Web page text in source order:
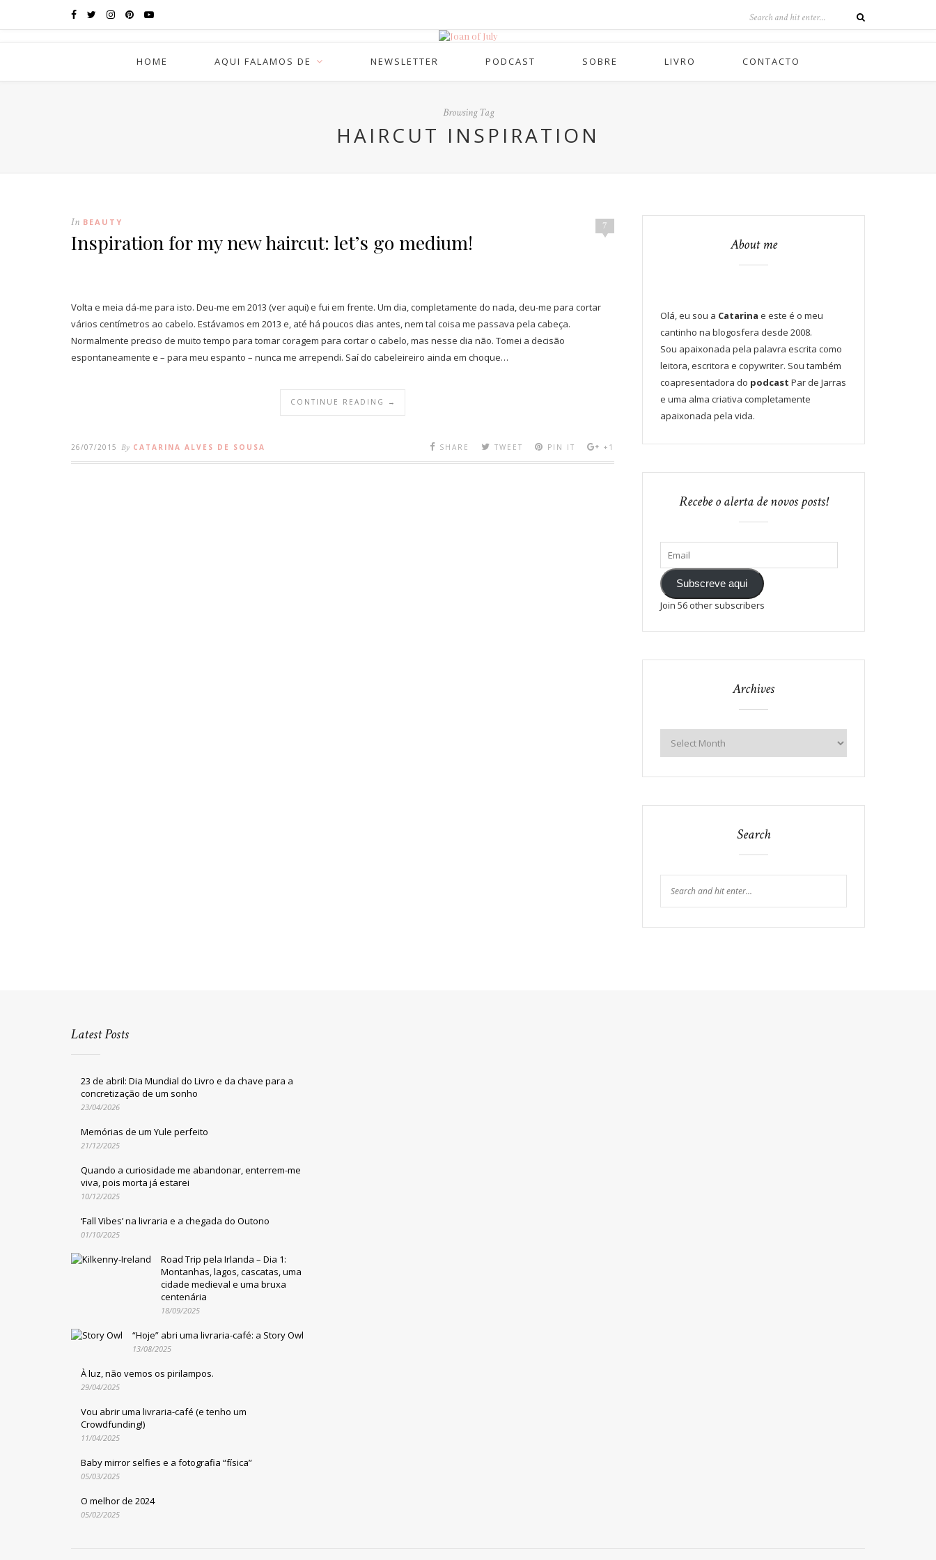
HOME AQUI FALAMOS DE NEWSLETTER PODCAST SOBRE LIVRO CONTACTO
Browsing Tag
HAIRCUT INSPIRATION
7
In BEAUTY
Inspiration for my new haircut: let’s go medium!
Volta e meia dá-me para isto. Deu-me em 2013 (ver aqui) e fui em frente. Um dia, completamente do nada, deu-me para cortar
vários centímetros ao cabelo. Estávamos em 2013 e, até há poucos dias antes, nem tal coisa me passava pela cabeça.
Normalmente preciso de muito tempo para tomar coragem para cortar o cabelo, mas nesse dia não. Tomei a decisão
espontaneamente e – para meu espanto – nunca me arrependi. Saí do cabeleireiro ainda em choque…
CONTINUE READING →
26/07/2015 By CATARINA ALVES DE SOUSA SHARE TWEET PIN IT +1
About me
Olá, eu sou a Catarina e este é o meu
cantinho na blogosfera desde 2008.
Sou apaixonada pela palavra escrita como
leitora, escritora e copywriter. Sou também
coapresentadora do podcast Par de Jarras
e uma alma criativa completamente
apaixonada pela vida.
Recebe o alerta de novos posts!
Subscreve aqui
Join 56 other subscribers
Archives
Search
Latest Posts
23 de abril: Dia Mundial do Livro e da chave para a
concretização de um sonho
23/04/2026
Memórias de um Yule perfeito
21/12/2025
Quando a curiosidade me abandonar, enterrem-me
viva, pois morta já estarei
10/12/2025
‘Fall Vibes’ na livraria e a chegada do Outono
01/10/2025
Road Trip pela Irlanda – Dia 1:
Montanhas, lagos, cascatas, uma
cidade medieval e uma bruxa
centenária
18/09/2025
“Hoje” abri uma livraria-café: a Story Owl
13/08/2025
À luz, não vemos os pirilampos.
29/04/2025
Vou abrir uma livraria-café (e tenho um
Crowdfunding!)
11/04/2025
Baby mirror selfies e a fotografia “física”
05/03/2025
O melhor de 2024
05/02/2025